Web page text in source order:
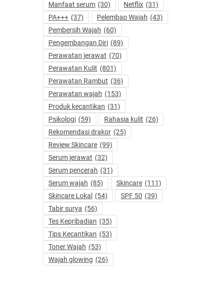
Manfaat serum (30) Netflix (31)
PA+++ (37) Pelembap Wajah (43)
Pembersih Wajah (60)
Pengembangan Diri (89)
Perawatan jerawat (70)
Perawatan Kulit (801)
Perawatan Rambut (36)
Perawatan wajah (153)
Produk kecantikan (31)
Psikologi (59) Rahasia kulit (26)
Rekomendasi drakor (25)
Review Skincare (99)
Serum jerawat (32)
Serum pencerah (31)
Serum wajah (85) Skincare (111)
Skincare Lokal
(54) SPF 50 (39)
Tabir surya (56)
Tes Kepribadian (35)
Tips Kecantikan (53)
Toner Wajah (53)
Wajah glowing (26)